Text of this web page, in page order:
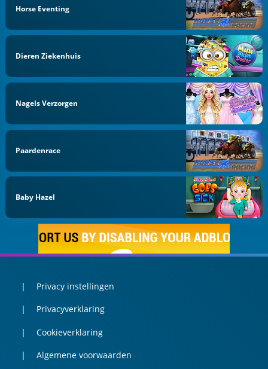
Horse Eventing
Dieren Ziekenhuis
Nagels Verzorgen
Paardenrace
Baby Hazel
Privacy instellingen
Privacyverklaring
Cookieverklaring
Algemene voorwaarden